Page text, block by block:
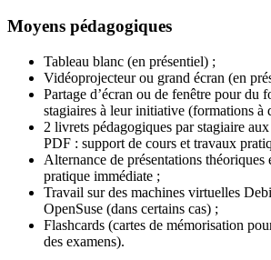
Moyens pédagogiques
Tableau blanc (en présentiel) ;
Vidéoprojecteur ou grand écran (en
Partage d’écran ou de fenêtre pour du
stagiaires à leur initiative (formations à
2 livrets pédagogiques par stagiaire
PDF : support de cours et travaux
Alternance de présentations théoriques
pratique immédiate ;
Travail sur des machines virtuelles
OpenSuse (dans certains cas) ;
Flashcards (cartes de mémorisation
des examens).